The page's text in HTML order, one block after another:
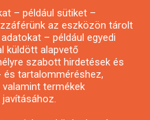
hírlevél
– például sütiket –
az eszközön tárolt
– például egyedi
küldött alapvető
szabott hirdetések és
tartalomméréshez,
termékek